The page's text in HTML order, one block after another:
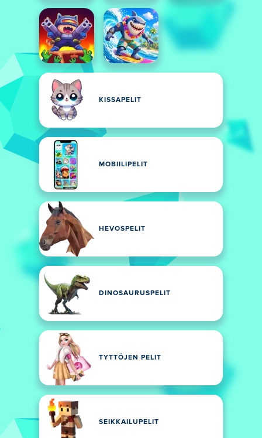
KISSAPELIT
MOBIILIPELIT
HEVOSPELIT
DINOSAURUSPELIT
TYTTÖJEN PELIT
SEIKKAILUPELIT